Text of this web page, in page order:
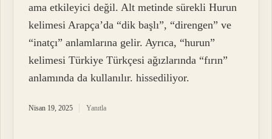
ama etkileyici değil. Alt metinde sürekli Hurun
kelimesi Arapça’da “dik başlı”, “direngen” ve
“inatçı” anlamlarına gelir. Ayrıca, “hurun”
kelimesi Türkiye Türkçesi ağızlarında “fırın”
anlamında da kullanılır. hissediliyor.
Nisan 19, 2025 Yanıtla